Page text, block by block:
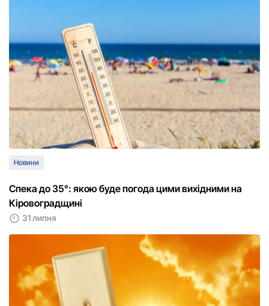
Новини
Спека до 35°: якою буде погода цими вихідними на
Кіровоградщині
31 липня